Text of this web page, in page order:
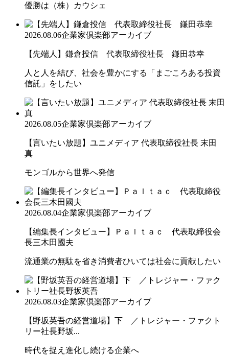
優勝は（株）カウシェ
2026.08.06企業家倶楽部アーカイブ
【先端人】鎌倉投信 代表取締役社長 鎌田恭幸
人と人を結び、社会を豊かにする「まごころある投資
信託」をしたい
2026.08.05企業家倶楽部アーカイブ
【言いたい放題】ユニメディア 代表取締役社長 末田
真
モンゴルから世界へ発信
2026.08.04企業家倶楽部アーカイブ
【編集長インタビュー】Ｐａｌｔａｃ 代表取締役会
長三木田國夫
流通業の無駄を省き消費者ひいては社会に貢献したい
2026.08.03企業家倶楽部アーカイブ
【野坂英吾の経営道場】下 ／トレジャー・ファクト
リー社長野坂...
時代を捉え進化し続ける企業へ